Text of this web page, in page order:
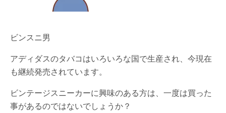
ビンスニ男
アディダスのタバコはいろいろな国で生産され、今現在
も継続発売されています。
ビンテージスニーカーに興味のある方は、一度は買った
事があるのではないでしょうか？